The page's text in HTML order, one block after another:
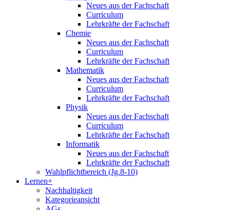
Neues aus der Fachschaft
Curriculum
Lehrkräfte der Fachschaft
Chemie
Neues aus der Fachschaft
Curriculum
Lehrkräfte der Fachschaft
Mathematik
Neues aus der Fachschaft
Curriculum
Lehrkräfte der Fachschaft
Physik
Neues aus der Fachschaft
Curriculum
Lehrkräfte der Fachschaft
Informatik
Neues aus der Fachschaft
Lehrkräfte der Fachschaft
Wahlpflichtbereich (Jg.8-10)
Lernen+
Nachhaltigkeit
Kategorieansicht